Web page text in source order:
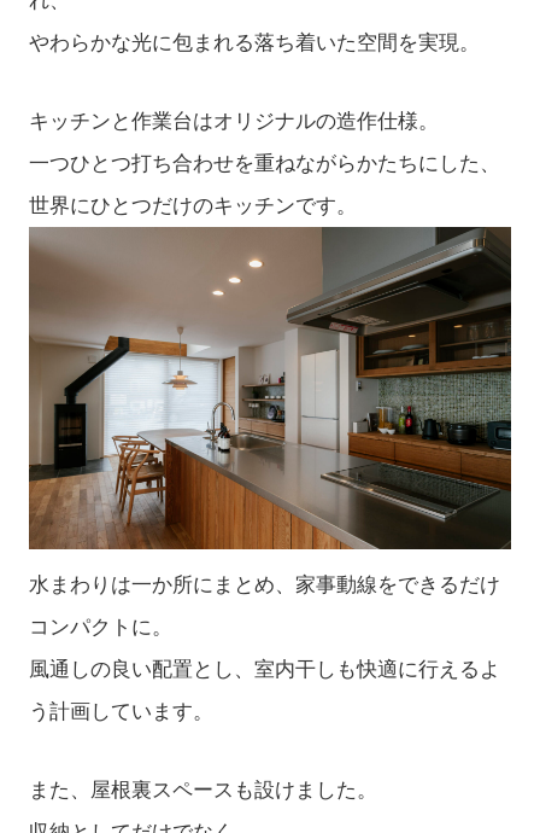
やわらかな光に包まれる落ち着いた空間を実現。
キッチンと作業台はオリジナルの造作仕様。
一つひとつ打ち合わせを重ねながらかたちにした、
世界にひとつだけのキッチンです。
水まわりは一か所にまとめ、家事動線をできるだけ
コンパクトに。
風通しの良い配置とし、室内干しも快適に行えるよ
う計画しています。
また、屋根裏スペースも設けました。